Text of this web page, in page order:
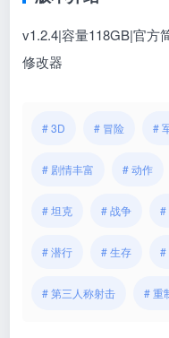
v1.2.4|容量118GB|官方
修改器
# 3D # 冒险 #
# 剧情丰富 # 动作
# 坦克 # 战争 #
# 潜行 # 生存 #
# 第三人称射击 # 重